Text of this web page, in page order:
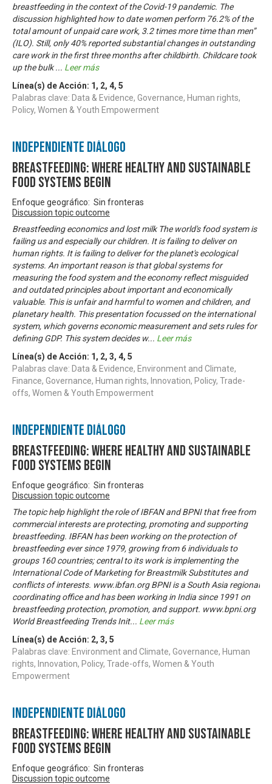
breastfeeding in the context of the Covid-19 pandemic. The
discussion highlighted how to date women perform 76.2% of the
total amount of unpaid care work, 3.2 times more time than men”
(ILO). Still, only 40% reported substantial changes in outstanding
care work in the first three months after childbirth. Childcare took
up the bulk... Leer más
Línea(s) de Acción: 1 , 2, 4, 5
Palabras clave: Data & Evidence, Governance, Human rights,
Policy, Women & Youth Empowerment
Independiente Diálogo
Breastfeeding: where healthy and sustainable
food systems begin
Enfoque geográfico: Sin fronteras
Discussion topic outcome
Breastfeeding economics and lost milk The world's food system is
failing us and especially our children. It is failing to deliver on
human rights. It is failing to deliver for the planet's ecological
systems. An important reason is that global systems for
measuring the food system and the economy reflect misguided
and outdated principles about important and economically
valuable. This is unfair and harmful to women and children, and
planetary health. This presentation focussed on the international
system, which governs economic measurement and sets rules for
defining GDP. This system decides w... Leer más
Línea(s) de Acción: 1 , 2, 3, 4, 5
Palabras clave: Data & Evidence, Environment and Climate,
Finance, Governance, Human rights, Innovation, Policy, Trade-
offs, Women & Youth Empowerment
Independiente Diálogo
Breastfeeding: where healthy and sustainable
food systems begin
Enfoque geográfico: Sin fronteras
Discussion topic outcome
The topic help highlight the role of IBFAN and BPNI that free from
commercial interests are protecting, promoting and supporting
breastfeeding. IBFAN has been working on the protection of
breastfeeding ever since 1979, growing from 6 individuals to
groups 160 countries; central to its work is implementing the
International Code of Marketing for Breastmilk Substitutes and
conflicts of interests. www.ibfan.org BPNI is a South Asia regional
coordinating office and has been working in India since 1991 on
breastfeeding protection, promotion, and support. www.bpni.org
World Breastfeeding Trends Init... Leer más
Línea(s) de Acción: 2, 3, 5
Palabras clave: Environment and Climate, Governance, Human
rights, Innovation, Policy, Trade-offs, Women & Youth
Empowerment
Independiente Diálogo
Breastfeeding: where healthy and sustainable
food systems begin
Enfoque geográfico: Sin fronteras
Discussion topic outcome